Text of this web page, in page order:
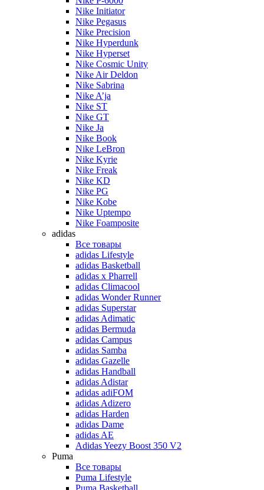
Nike Initiator
Nike Pegasus
Nike Precision
Nike Hyperdunk
Nike Hyperset
Nike Cosmic Unity
Nike Air Deldon
Nike Sabrina
Nike A’ja
Nike ST
Nike GT
Nike Ja
Nike Book
Nike LeBron
Nike Kyrie
Nike Freak
Nike KD
Nike PG
Nike Kobe
Nike Uptempo
Nike Foamposite
adidas
Все товары
adidas Lifestyle
adidas Basketball
adidas x Pharrell
adidas Climacool
adidas Wonder Runner
adidas Superstar
adidas Adimatic
adidas Bermuda
adidas Campus
adidas Samba
adidas Gazelle
adidas Handball
adidas Adistar
adidas adiFOM
adidas Adizero
adidas Harden
adidas Dame
adidas AE
Adidas Yeezy Boost 350 V2
Puma
Все товары
Puma Lifestyle